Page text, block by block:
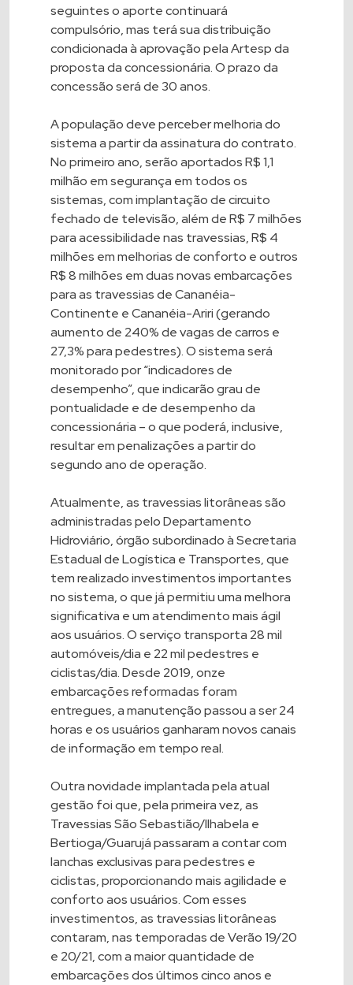
seguintes o aporte continuará
compulsório, mas terá sua distribuição
condicionada à aprovação pela Artesp da
proposta da concessionária. O prazo da
concessão será de 30 anos.
A população deve perceber melhoria do
sistema a partir da assinatura do contrato.
No primeiro ano, serão aportados R$ 1,1
milhão em segurança em todos os
sistemas, com implantação de circuito
fechado de televisão, além de R$ 7 milhões
para acessibilidade nas travessias, R$ 4
milhões em melhorias de conforto e outros
R$ 8 milhões em duas novas embarcações
para as travessias de Cananéia-
Continente e Cananéia-Ariri (gerando
aumento de 240% de vagas de carros e
27,3% para pedestres). O sistema será
monitorado por “indicadores de
desempenho”, que indicarão grau de
pontualidade e de desempenho da
concessionária – o que poderá, inclusive,
resultar em penalizações a partir do
segundo ano de operação.
Atualmente, as travessias litorâneas são
administradas pelo Departamento
Hidroviário, órgão subordinado à Secretaria
Estadual de Logística e Transportes, que
tem realizado investimentos importantes
no sistema, o que já permitiu uma melhora
significativa e um atendimento mais ágil
aos usuários. O serviço transporta 28 mil
automóveis/dia e 22 mil pedestres e
ciclistas/dia. Desde 2019, onze
embarcações reformadas foram
entregues, a manutenção passou a ser 24
horas e os usuários ganharam novos canais
de informação em tempo real.
Outra novidade implantada pela atual
gestão foi que, pela primeira vez, as
Travessias São Sebastião/Ilhabela e
Bertioga/Guarujá passaram a contar com
lanchas exclusivas para pedestres e
ciclistas, proporcionando mais agilidade e
conforto aos usuários. Com esses
investimentos, as travessias litorâneas
contaram, nas temporadas de Verão 19/20
e 20/21, com a maior quantidade de
embarcações dos últimos cinco anos e